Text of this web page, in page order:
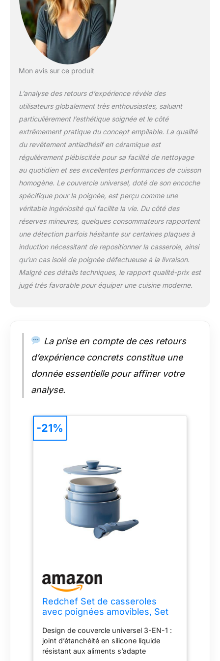
chimiques nocifs. Respectueux de la
santé et plus durable que les
revêtements traditionnels. Gaine de
protection intégrale anti-rayures pour
une résistance maximale Facile à
nettoyer : Entièrement compatible avec
le lave-vaisselle – aucune trace noire,
week-end disparaissent en un clin d’œil.
moule à pâtisserie, résistant à la chaleur
jusqu'à 450 °C. Maîtrisez la cuisson, la
friture, la cuisson lente et la cuisson au
four avec un seul outil Polyvalent pour
toutes les plaques de cuisson :
Compatible avec
induction/gaz/céramique. Fond de
casserole multicouche accélère la
conduction thermique de 30 % –
uniforme et efficace. L’antiadhésif
exceptionnel permet une cuisson sans
matière grasse. Qu'il s'agisse de bouillie
pour bébé, de poêlées de légumes, de
steaks juteux ou de hamburgers
croustillants, cet ensemble de cuisine en
céramique relève chaque défi gourmand
avec précision et sans effort. La
casserole qui embellit vos moments de
Mon avis sur ce produit
L’analyse des retours d’expérience révèle des
utilisateurs globalement très enthousiastes, saluant
particulièrement l’esthétique soignée et le côté
extrêmement pratique du concept empilable. La qualité
du revêtement antiadhésif en céramique est
régulièrement plébiscitée pour sa facilité de nettoyage
au quotidien et ses excellentes performances de cuisson
homogène. Le couvercle universel, doté de son encoche
spécifique pour la poignée, est perçu comme une
véritable ingéniosité qui facilite la vie. Du côté des
réserves mineures, quelques consommateurs rapportent
une détection parfois hésitante sur certaines plaques à
induction nécessitant de repositionner la casserole, ainsi
qu’un cas isolé de poignée défectueuse à la livraison.
Malgré ces détails techniques, le rapport qualité-prix est
jugé très favorable pour équiper une cuisine moderne.
La prise en compte de ces retours
d’expérience concrets constitue une
donnée essentielle pour affiner votre
analyse.
Redchef Set de casseroles
avec poignées amovibles, Set
antiadhésive 16/18/20cm et
couvercles 3-EN-1, Casseroles
à induction pour tous les types
Design de couvercle universel 3-EN-1 :
joint d’étanchéité en silicone liquide
résistant aux aliments s’adapte
-21%